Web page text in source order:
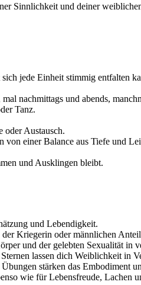
Sinnlichkeit und deiner
jede Einheit stimmig entfalten
nachmittags und abends,
Tanz.
Austausch.
von einer Balance aus Tiefe und
und Ausklingen bleibt.
und Lebendigkeit.
Kriegerin oder männlichen
und der gelebten Sexualität
lassen dich Weiblichkeit in
stärken das Embodiment
wie für Lebensfreude, Lachen